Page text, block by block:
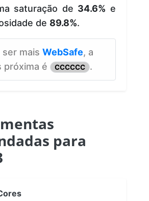
saturação de 34.6% e
de 89.8%.
ser mais WebSafe, a
próxima é
CCCCCC .
para